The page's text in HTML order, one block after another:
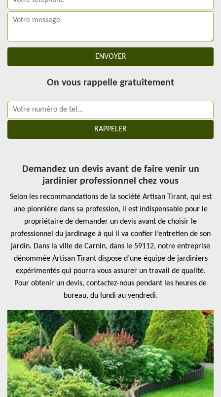
On vous rappelle gratuitement
Demandez un devis avant de faire venir un
jardinier professionnel chez vous
Selon les recommandations de la société Artisan Tirant, qui est
une pionnière dans sa profession, il est indispensable pour le
propriétaire de demander un devis avant de choisir le
professionnel du jardinage à qui il va confier l’entretien de son
jardin. Dans la ville de Carnin, dans le 59112, notre entreprise
dénommée Artisan Tirant dispose d’une équipe de jardiniers
expérimentés qui pourra vous assurer un travail de qualité.
Pour obtenir un devis, contactez-nous pendant les heures de
bureau, du lundi au vendredi.